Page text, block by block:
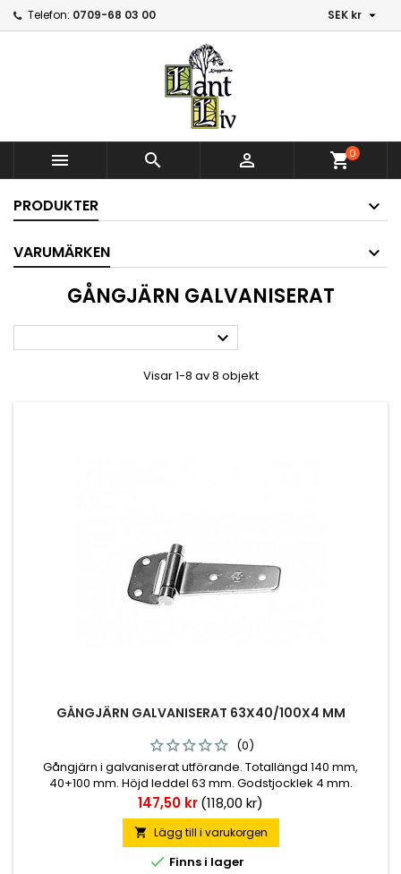
Telefon: 0709-68 03 00 SEK kr 
   shopping_cart0
PRODUKTER
VARUMÄRKEN
GÅNGJÄRN GALVANISERAT

Visar 1-8 av 8 objekt
GÅNGJÄRN GALVANISERAT 63X40/100X4 MM
(0)
Gångjärn i galvaniserat utförande. Totallängd 140 mm,
40+100 mm. Höjd leddel 63 mm. Godstjocklek 4 mm.
Pris
147,50 kr(118,00 kr)
 Lägg till i varukorgen
 Finns i lager